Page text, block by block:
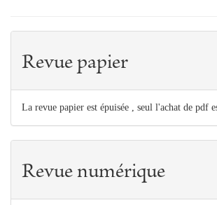
Revue papier
La revue papier est épuisée , seul l'achat de pdf
Revue numérique